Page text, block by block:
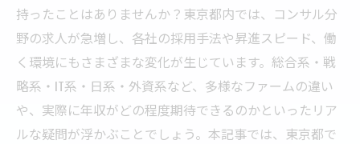
持ったことはありませんか？東京都内では、コンサル分
野の求人が急増し、各社の採用手法や昇進スピード、働
く環境にもさまざまな変化が生じています。総合系・戦
略系・IT系・日系・外資系など、多様なファームの違い
や、実際に年収がどの程度期待できるのかといったリア
ルな疑問が浮かぶことでしょう。本記事では、東京都で